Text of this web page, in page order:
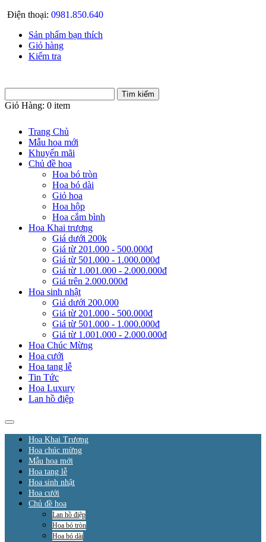
Điện thoại: 0981.850.640
Sản phẩm bạn thích
Giỏ hàng
Kiểm tra
Giỏ Hàng: 0 item
Trang Chủ
Mẫu hoa mới
Khuyến mãi
Chủ đề hoa
Hoa bó tròn
Hoa bó dài
Giỏ hoa
Hoa hộp
Hoa cắm bình
Hoa Khai trương
Giá dưới 200k
Giá từ 201.000 - 500.000đ
Giá từ 501.000 - 1.000.000đ
Giá từ 1.001.000 - 2.000.000đ
Giá trên 2.000.000đ
Hoa sinh nhật
Giá dưới 200.000
Giá từ 201.000 - 500.000đ
Giá từ 501.000 - 1.000.000đ
Giá từ 1.001.000 - 2.000.000đ
Hoa Chúc Mừng
Hoa cưới
Hoa tang lễ
Tin Tức
Hoa Luxury
Lan hồ điệp
Hoa Khai Trương
Hoa chúc mừng
Mẫu hoa mới
Hoa tang lễ
Hoa sinh nhật
Hoa cưới
Chủ đề hoa
Lan hồ điệp
Hoa bó tròn
Hoa bó dài